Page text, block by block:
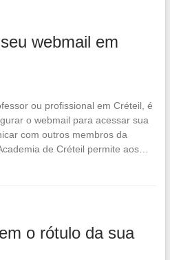
webmail em
ou profissional em Créteil, é
o webmail para acessar sua
com outros membros da
de Créteil permite aos…
o rótulo da sua